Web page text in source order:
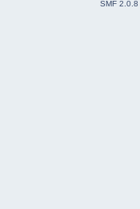
SMF 2.0.8